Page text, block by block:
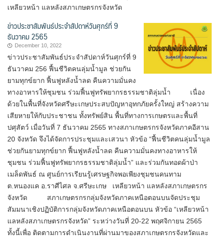
Search
for:
เหลียวหน้า แลหลังสภาเกษตรกรจังหวัด
ข่าวประชาสัมพันธ์ประจำสัปดาห์วันศุกร์ที่ 9
ธันวาคม 2565
December 10, 2022
ข่าวประชาสัมพันธ์ประจำสัปดาห์วันศุกร์ที่ 9
ธันวาคม 256 ฟื้นชีวิตคนลุ่มน้ำมูล ช่วยกัน
ยามทุกข์ยาก ฟื้นฟูหลังน้ำลด คืนความมั่นคง
ทางอาหารให้ชุมชน ร่วมฟื้นฟูทรัพยากรธรรมชาติลุ่มน้ำ เนื่อง
ด้วยในพื้นที่จังหวัดศรีษะเกษประสบปัญหาอุทกภัยครั้งใหญ่ สร้างความ
เสียหายให้กับประชาชน ทั้งทรัพย์สิน พื้นที่ทางการเกษตรและพื้นที่
ปศุสัตว์ เมื่อวันที่ 7 ธันวาคม 2565 ทางสภาเกษตรกรจังหวัดภาคอีสาน
20 จังหวัด จึงได้จัดการประชุมและเสวนา หัวข้อ “ฟื้นชีวิตคนลุ่มน้ำมูล
ช่วยกันยามทุกข์ยาก ฟื้นฟูหลังน้ำลด คืนความมั่นคงทางอาหารให้
ชุมชน ร่วมฟื้นฟูทรัพยากรธรรมชาติลุ่มน้ำ” และร่วมกันทอดผ้าป่า
เมล็ดพันธ์ ณ ศูนย์การเรียนรู้เศรษฐกิจพอเพียงชุมชนคนทาม
ต.หนองแค อ.ราศีไศล จ.ศรีษะเกษ เหลียวหน้า แลหลังสภาเกษตรกร
จังหวัด สภาเกษตรกรกลุ่มจังหวัดภาคเหนือตอนบนจัดประชุม
สัมมนาเชิงปฏิบัติการกลุ่มจังหวัดภาคเหนือตอนบน หัวข้อ “เหลียวหน้า
แลหลังสภาเกษตรกรจังหวัด” ระหว่างวันที่ 20-22 พฤศจิกายน 2565
ทั้งนี้เพื่อ ติดตามการดำเนินงานที่ผ่านมาของสภาเกษตรกรจังหวัดและ